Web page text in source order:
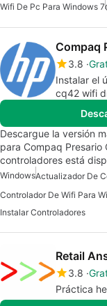
Wifi De Pc Para Windows 7
3.8
Instalar el
cq42 wifi
Descargue la versión
para Compaq
controladores está
Windows
Controlador De Wifi Para
Instalar Controladores
Retail
3.8
Práctica